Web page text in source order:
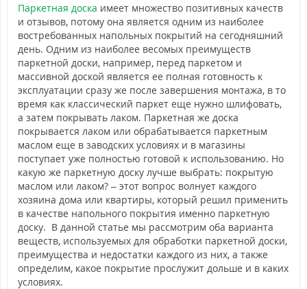
Паркетная доска имеет множество позитивных качеств
и отзывов, потому она является одним из наиболее
востребованных напольных покрытий на сегодняшний
день. Одним из наиболее весомых преимуществ
паркетной доски, например, перед паркетом и
массивной доской является ее полная готовность к
эксплуатации сразу же после завершения монтажа, в то
время как классический паркет еще нужно шлифовать,
а затем покрывать лаком. Паркетная же доска
покрывается лаком или обрабатывается паркетным
маслом еще в заводских условиях и в магазины
поступает уже полностью готовой к использованию. Но
какую же паркетную доску лучше выбрать: покрытую
маслом или лаком? – этот вопрос волнует каждого
хозяина дома или квартиры, который решил применить
в качестве напольного покрытия именно паркетную
доску. В данной статье мы рассмотрим оба варианта
веществ, используемых для обработки паркетной доски,
преимущества и недостатки каждого из них, а также
определим, какое покрытие прослужит дольше и в каких
условиях.